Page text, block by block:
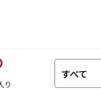
り
すべて